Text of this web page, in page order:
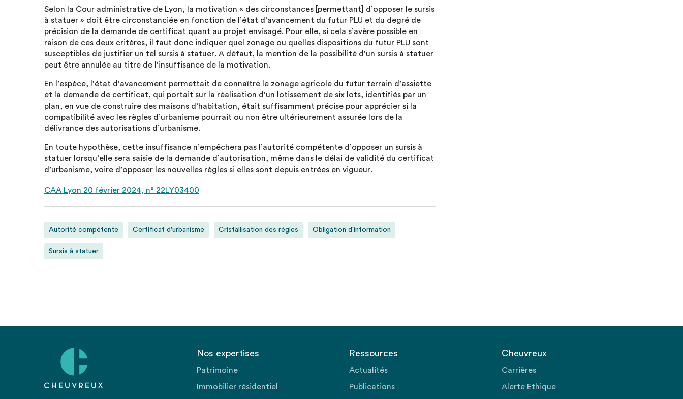
Selon la Cour administrative de Lyon, la motivation « des circonstances [permettant] d’opposer le sursis
à statuer » doit être circonstanciée en fonction de l’état d’avancement du futur PLU et du degré de
précision de la demande de certificat quant au projet envisagé. Pour elle, si cela s’avère possible en
raison de ces deux critères, il faut donc indiquer quel zonage ou quelles dispositions du futur PLU sont
susceptibles de justifier un tel sursis à statuer. A défaut, la mention de la possibilité d’un sursis à statuer
peut être annulée au titre de l’insuffisance de la motivation.
En l’espèce, l’état d’avancement permettait de connaître le zonage agricole du futur terrain d’assiette
et la demande de certificat, qui portait sur la réalisation d’un lotissement de six lots, identifiés par un
plan, en vue de construire des maisons d’habitation, était suffisamment précise pour apprécier si la
compatibilité avec les règles d’urbanisme pourrait ou non être ultérieurement assurée lors de la
délivrance des autorisations d’urbanisme.
En toute hypothèse, cette insuffisance n’empêchera pas l’autorité compétente d’opposer un sursis à
statuer lorsqu’elle sera saisie de la demande d’autorisation, même dans le délai de validité du certificat
d’urbanisme, voire d’opposer les nouvelles règles si elles sont depuis entrées en vigueur.
CAA Lyon 20 février 2024, n° 22LY03400
Autorité compétente Certificat d'urbanisme Cristallisation des règles Obligation d'information
Sursis à statuer
Nos expertises
Patrimoine
Immobilier résidentiel
Ressources
Actualités
Publications
Cheuvreux
Carrières
Alerte Ethique